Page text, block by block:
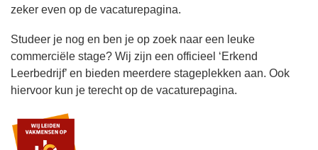
zeker even op de vacaturepagina.
Studeer je nog en ben je op zoek naar een leuke
commerciële stage? Wij zijn een officieel ‘Erkend
Leerbedrijf’ en bieden meerdere stageplekken aan. Ook
hiervoor kun je terecht op de vacaturepagina.